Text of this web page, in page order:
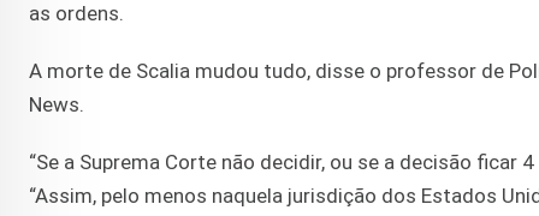
as ordens.
A morte de Scalia mudou tudo, disse o professor de
News.
“Se a Suprema Corte não decidir, ou se a decisão
“Assim, pelo menos naquela jurisdição dos Estados